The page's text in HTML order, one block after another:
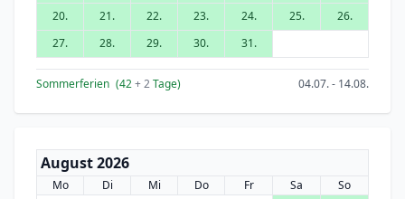
20.
21. 22. 23. 24. 25.
26.
27.
28. 29. 30. 31.
Sommerferien (42+ 2Tage) 04.07. - 14.08.
August 2026
Mo Di Mi Do Fr Sa
So